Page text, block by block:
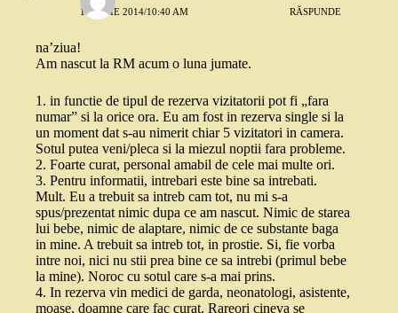
15 IULIE 2014/10:40 AM RĂSPUNDE
na’ziua!
Am nascut la RM acum o luna jumate.
1. in functie de tipul de rezerva vizitatorii pot fi „fara
numar” si la orice ora. Eu am fost in rezerva single si la
un moment dat s-au nimerit chiar 5 vizitatori in camera.
Sotul putea veni/pleca si la miezul noptii fara probleme.
2. Foarte curat, personal amabil de cele mai multe ori.
3. Pentru informatii, intrebari este bine sa intrebati.
Mult. Eu a trebuit sa intreb cam tot, nu mi s-a
spus/prezentat nimic dupa ce am nascut. Nimic de starea
lui bebe, nimic de alaptare, nimic de ce substante baga
in mine. A trebuit sa intreb tot, in prostie. Si, fie vorba
intre noi, nici nu stii prea bine ce sa intrebi (primul bebe
la mine). Noroc cu sotul care s-a mai prins.
4. In rezerva vin medici de garda, neonatologi, asistente,
moase, doamne care fac curat. Rareori cineva se